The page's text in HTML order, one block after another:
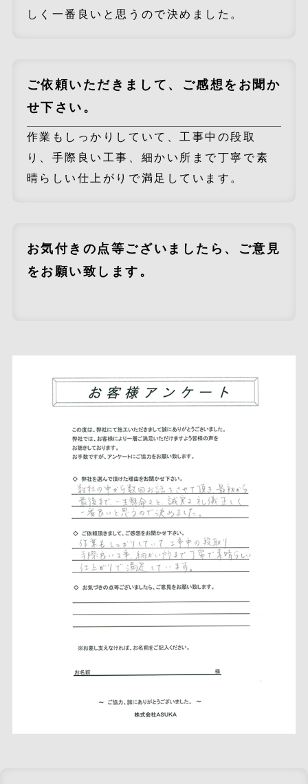
しく一番良いと思うので決めました。
ご依頼いただきまして、ご感想をお聞か
せ下さい。
作業もしっかりしていて、工事中の段取
り、手際良い工事、細かい所まで丁寧で素
晴らしい仕上がりで満足しています。
お気付きの点等ございましたら、ご意見
をお願い致します。